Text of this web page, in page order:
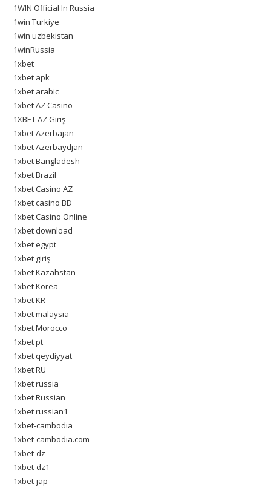
1WIN Official In Russia
1win Turkiye
1win uzbekistan
1winRussia
1xbet
1xbet apk
1xbet arabic
1xbet AZ Casino
1XBET AZ Giriş
1xbet Azerbajan
1xbet Azerbaydjan
1xbet Bangladesh
1xbet Brazil
1xbet Casino AZ
1xbet casino BD
1xbet Casino Online
1xbet download
1xbet egypt
1xbet giriş
1xbet Kazahstan
1xbet Korea
1xbet KR
1xbet malaysia
1xbet Morocco
1xbet pt
1xbet qeydiyyat
1xbet RU
1xbet russia
1xbet Russian
1xbet russian1
1xbet-cambodia
1xbet-cambodia.com
1xbet-dz
1xbet-dz1
1xbet-jap